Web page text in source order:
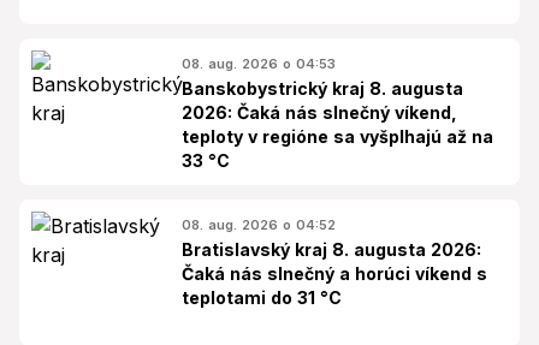
08. aug. 2026 o 04:53
Banskobystrický kraj 8. augusta
2026: Čaká nás slnečný víkend,
teploty v regióne sa vyšplhajú až na
33 °C
08. aug. 2026 o 04:52
Bratislavský kraj 8. augusta 2026:
Čaká nás slnečný a horúci víkend s
teplotami do 31 °C